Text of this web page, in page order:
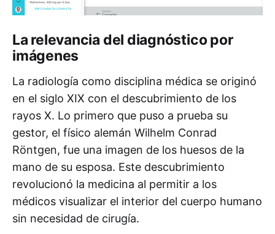
La relevancia del diagnóstico por
imágenes
La radiología como disciplina médica se originó
en el siglo XIX con el descubrimiento de los
rayos X. Lo primero que puso a prueba su
gestor, el físico alemán Wilhelm Conrad
Röntgen, fue una imagen de los huesos de la
mano de su esposa. Este descubrimiento
revolucionó la medicina al permitir a los
médicos visualizar el interior del cuerpo humano
sin necesidad de cirugía.